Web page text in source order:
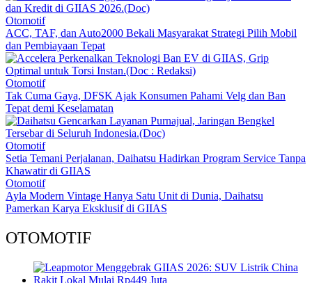
Otomotif
ACC, TAF, dan Auto2000 Bekali Masyarakat Strategi Pilih Mobil
dan Pembiayaan Tepat
Otomotif
Tak Cuma Gaya, DFSK Ajak Konsumen Pahami Velg dan Ban
Tepat demi Keselamatan
Otomotif
Setia Temani Perjalanan, Daihatsu Hadirkan Program Service Tanpa
Khawatir di GIIAS
Otomotif
Ayla Modern Vintage Hanya Satu Unit di Dunia, Daihatsu
Pamerkan Karya Eksklusif di GIIAS
OTOMOTIF